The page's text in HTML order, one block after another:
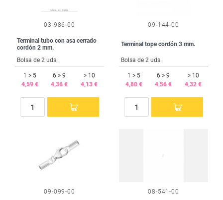
03-986-00
Terminal tubo con asa cerrado
cordón 2 mm.
Bolsa de 2 uds.
1 > 5
4,59 €
6 > 9
4,36 €
> 10
4,13 €
09-144-00
Terminal tope cordón 3 mm.
Bolsa de 2 uds.
1 > 5
4,80 €
6 > 9
4,56 €
> 10
4,32 €
09-099-00 08-541-00